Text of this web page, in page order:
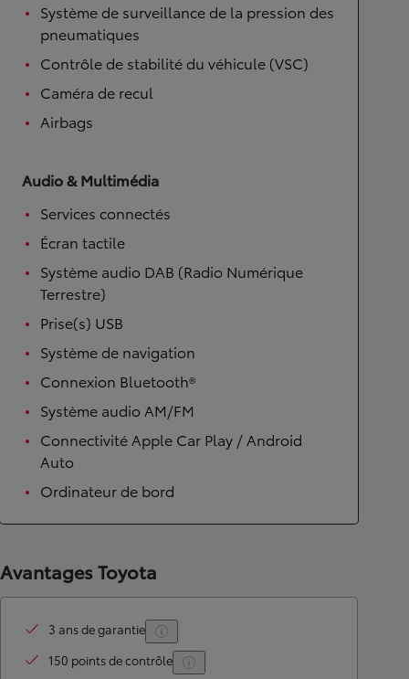
Système de surveillance de la pression des
pneumatiques
Contrôle de stabilité du véhicule (VSC)
Caméra de recul
Airbags
Audio & Multimédia
Services connectés
Écran tactile
Système audio DAB (Radio Numérique
Terrestre)
Prise(s) USB
Système de navigation
Connexion Bluetooth®
Système audio AM/FM
Connectivité Apple Car Play / Android
Auto
Ordinateur de bord
Avantages Toyota
3 ans de garantie
150 points de contrôle